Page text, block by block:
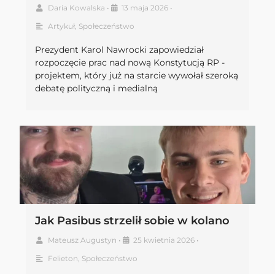
Daria Kowalska • 13 maja 2026 •
Artykuł, Społeczeństwo
Prezydent Karol Nawrocki zapowiedział
rozpoczęcie prac nad nową Konstytucją RP -
projektem, który już na starcie wywołał szeroką
debatę polityczną i medialną
Jak Pasibus strzelił sobie w kolano
Mateusz Augustyn • 25 kwietnia 2026 •
Felieton Społeczeństwo